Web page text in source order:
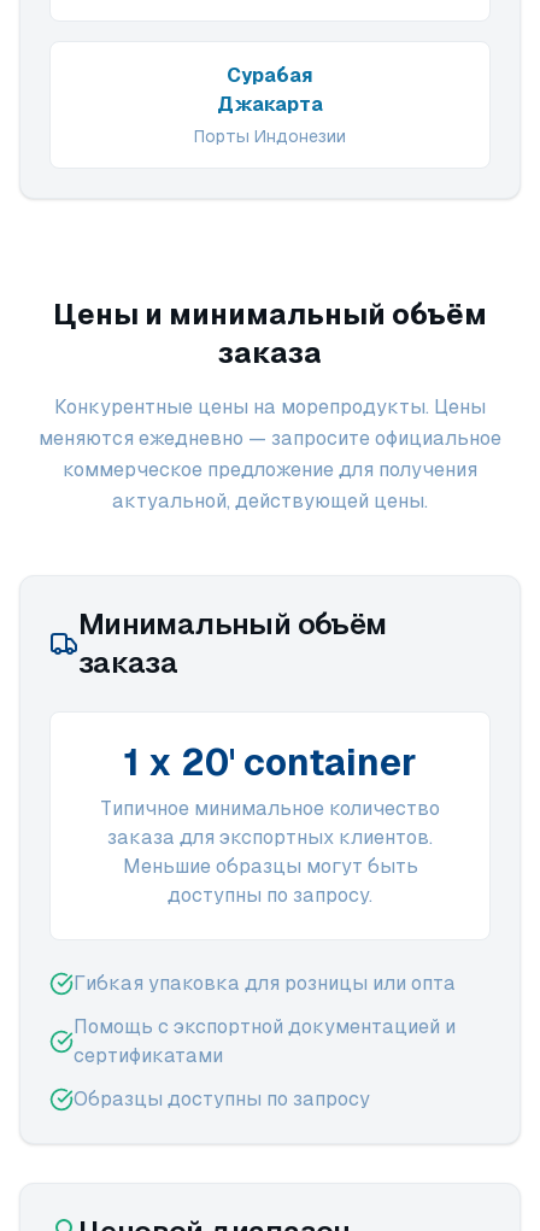
Сурабая
Джакарта
Порты Индонезии
Цены и минимальный объём
заказа
Конкурентные цены на морепродукты. Цены
меняются ежедневно — запросите официальное
коммерческое предложение для получения
актуальной, действующей цены.
Минимальный объём
заказа
1 x 20' container
Типичное минимальное количество
заказа для экспортных клиентов.
Меньшие образцы могут быть
доступны по запросу.
Гибкая упаковка для розницы или опта
Помощь с экспортной документацией и
сертификатами
Образцы доступны по запросу